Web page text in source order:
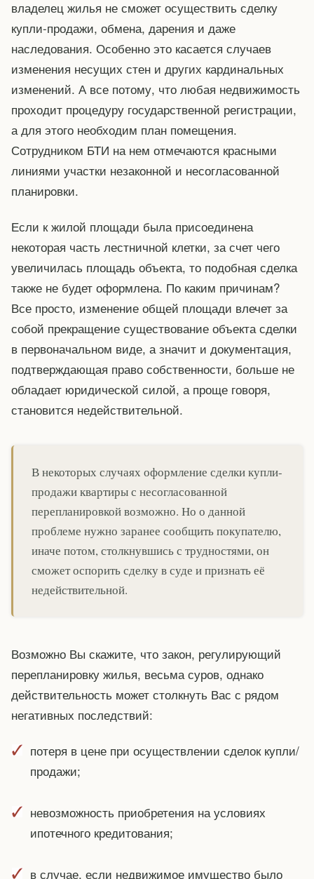
владелец жилья не сможет осуществить сделку
купли-продажи, обмена, дарения и даже
наследования. Особенно это касается случаев
изменения несущих стен и других кардинальных
изменений. А все потому, что любая недвижимость
проходит процедуру государственной регистрации,
а для этого необходим план помещения.
Сотрудником БТИ на нем отмечаются красными
линиями участки незаконной и несогласованной
планировки.
Если к жилой площади была присоединена
некоторая часть лестничной клетки, за счет чего
увеличилась площадь объекта, то подобная сделка
также не будет оформлена. По каким причинам?
Все просто, изменение общей площади влечет за
собой прекращение существование объекта сделки
в первоначальном виде, а значит и документация,
подтверждающая право собственности, больше не
обладает юридической силой, а проще говоря,
становится недействительной.
В некоторых случаях оформление сделки купли-
продажи квартиры с несогласованной
перепланировкой возможно. Но о данной
проблеме нужно заранее сообщить покупателю,
иначе потом, столкнувшись с трудностями, он
сможет оспорить сделку в суде и признать её
недействительной.
Возможно Вы скажите, что закон, регулирующий
перепланировку жилья, весьма суров, однако
действительность может столкнуть Вас с рядом
негативных последствий:
потеря в цене при осуществлении сделок купли/
продажи;
невозможность приобретения на условиях
ипотечного кредитования;
в случае, если недвижимое имущество было